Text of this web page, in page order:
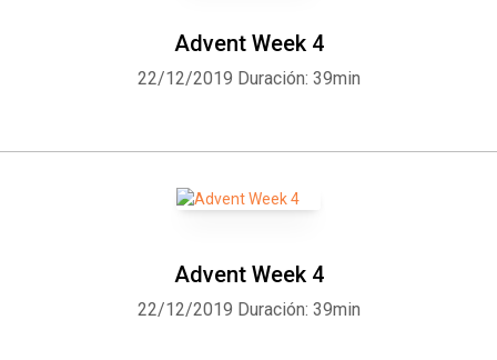
Advent Week 4
22/12/2019 Duración: 39min
Advent Week 4
22/12/2019 Duración: 39min